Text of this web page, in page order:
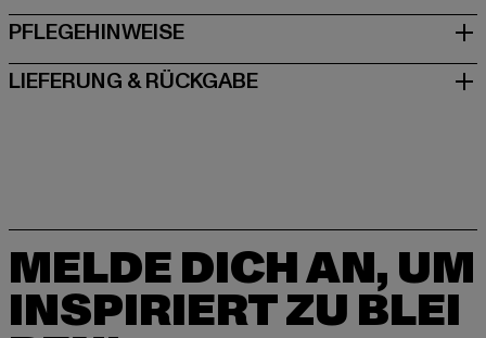
PFLEGEHINWEISE
LIEFERUNG & RÜCKGABE
MELDE DICH AN, UM
INSPIRIERT ZU BLEI